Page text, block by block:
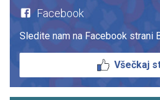
Facebook
Sledite nam na Facebook strani
Všečkaj